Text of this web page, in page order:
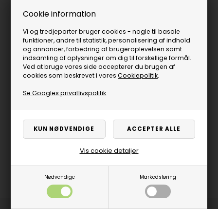
Cookie information
Vi og tredjeparter bruger cookies - nogle til basale
funktioner, andre til statistik, personalisering af indhold
og annoncer, forbedring af brugeroplevelsen samt
indsamling af oplysninger om dig til forskellige formål.
Ved at bruge vores side accepterer du brugen af
cookies som beskrevet i voresCookiepolitik.
Se Googles privatlivspolitik
Nødvendige Markedsføring
Vis cookie detaljer